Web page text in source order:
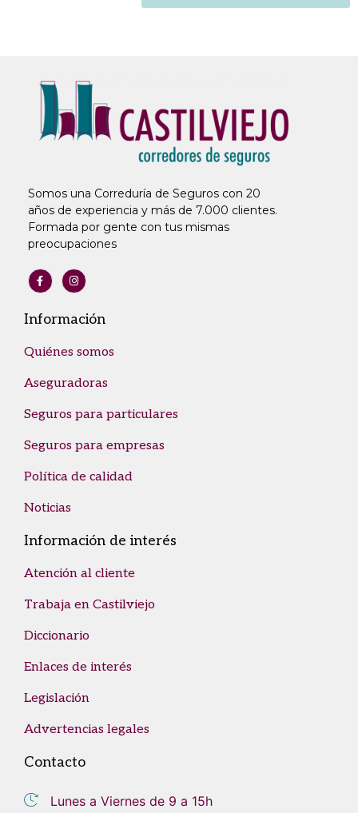
Somos una Correduría de Seguros con 20
años de experiencia y más de 7.000 clientes.
Formada por gente con tus mismas
preocupaciones
Información
Quiénes somos
Aseguradoras
Seguros para particulares
Seguros para empresas
Política de calidad
Noticias
Información de interés
Atención al cliente
Trabaja en Castilviejo
Diccionario
Enlaces de interés
Legislación
Advertencias legales
Contacto
Lunes a Viernes de 9 a 15h